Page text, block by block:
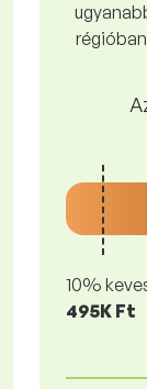
10%
495K Ft